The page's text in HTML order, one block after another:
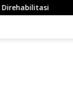
Pengurus DPD